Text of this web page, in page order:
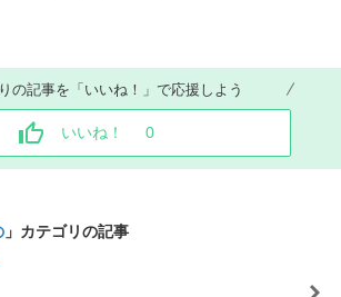
の記事を「いいね！」で応援しよう
いいね！ 0
」カテゴリの記事